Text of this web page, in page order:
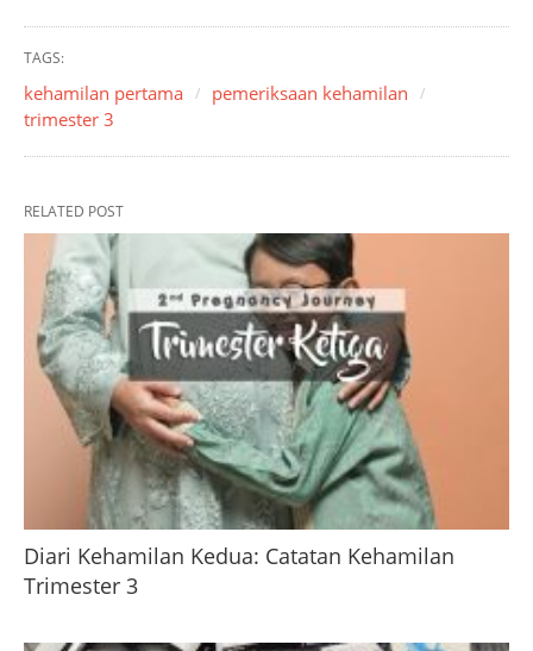
TAGS:
kehamilan pertama
pemeriksaan kehamilan
trimester 3
RELATED POST
Diari Kehamilan Kedua: Catatan Kehamilan
Trimester 3